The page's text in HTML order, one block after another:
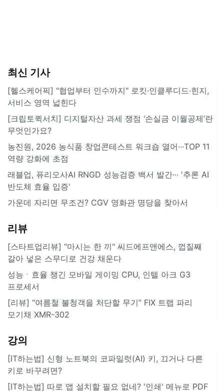
최신 기사
[헬스케어픽] "협업부터 인수까지" 로킷·인클루디드·힌지,
서비스 영역 넓힌다
[크립토퀵서치] 디지털자산 과세 쟁점 ‘손실금 이월공제’란
무엇인가요?
농진원, 2026 농식품 창업콘테스트 워크숍 열어···TOP 11
역량 강화에 초점
래블업, 퓨리오사AI RNGD 성능검증 백서 발간··· '추론 AI
반도체 효율 입증'
가운데 자리면 무조건? CGV 영화관 명당을 찾아서
리뷰
[스타트업리뷰] "마시는 한 끼" 씨드에프앤에스, 껍질째
갈아 넣은 스무디로 건강 채운다
성능ㆍ효율 챙긴 모바일 게이밍 CPU, 인텔 아크 G3
프로세서
[리뷰] “여름철 불청객을 처단할 무기” FIX 트랩 파리
모기채 XMR-302
강의
[IT하는법] 신형 노트북의 코파일럿(AI) 키, 끄거나 다른
키로 바꾸려면?
[IT하는법] 따로 앱 설치할 필요 없네? '인쇄' 메뉴로 PDF